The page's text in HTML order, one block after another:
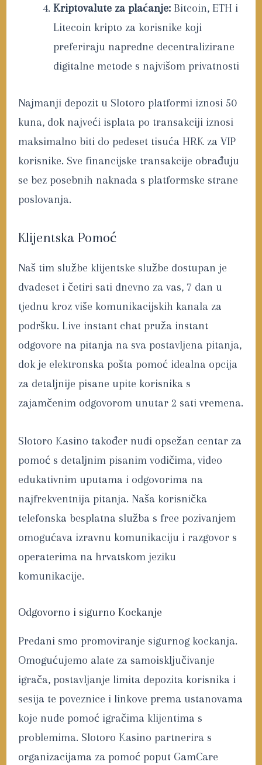
Kriptovalute za plaćanje: Bitcoin, ETH i
Litecoin kripto za korisnike koji
preferiraju napredne decentralizirane
digitalne metode s najvišom privatnosti
Najmanji depozit u Slotoro platformi iznosi 50
kuna, dok najveći isplata po transakciji iznosi
maksimalno biti do pedeset tisuća HRK za VIP
korisnike. Sve financijske transakcije obrađuju
se bez posebnih naknada s platformske strane
poslovanja.
Klijentska Pomoć
Naš tim službe klijentske službe dostupan je
dvadeset i četiri sati dnevno za vas, 7 dan u
tjednu kroz više komunikacijskih kanala za
podršku. Live instant chat pruža instant
odgovore na pitanja na sva postavljena pitanja,
dok je elektronska pošta pomoć idealna opcija
za detaljnije pisane upite korisnika s
zajamčenim odgovorom unutar 2 sati vremena.
Slotoro Kasino također nudi opsežan centar za
pomoć s detaljnim pisanim vodičima, video
edukativnim uputama i odgovorima na
najfrekventnija pitanja. Naša korisnička
telefonska besplatna služba s free pozivanjem
omogućava izravnu komunikaciju i razgovor s
operaterima na hrvatskom jeziku
komunikacije.
Odgovorno i sigurno Kockanje
Predani smo promoviranje sigurnog kockanja.
Omogućujemo alate za samoisključivanje
igrača, postavljanje limita depozita korisnika i
sesija te poveznice i linkove prema ustanovama
koje nude pomoć igračima klijentima s
problemima. Slotoro Kasino partnerira s
organizacijama za pomoć poput GamCare